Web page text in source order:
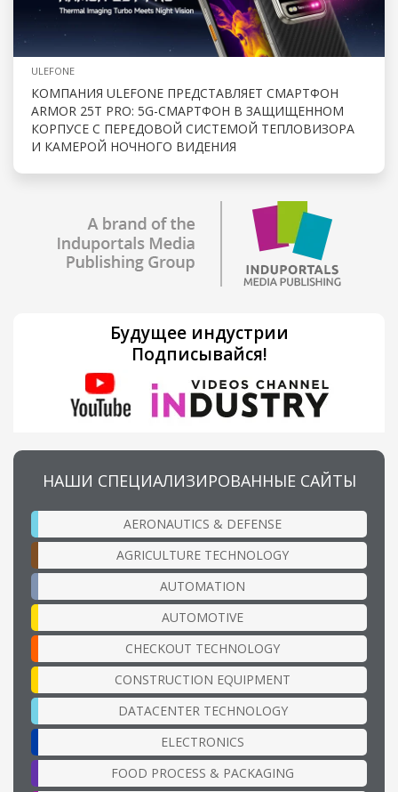
ULEFONE
КОМПАНИЯ ULEFONE ПРЕДСТАВЛЯЕТ СМАРТФОН
ARMOR 25T PRO: 5G-СМАРТФОН В ЗАЩИЩЕННОМ
КОРПУСЕ С ПЕРЕДОВОЙ СИСТЕМОЙ ТЕПЛОВИЗОРА
И КАМЕРОЙ НОЧНОГО ВИДЕНИЯ
Будущее индустрии
Подписывайся!
НАШИ СПЕЦИАЛИЗИРОВАННЫЕ САЙТЫ
AERONAUTICS & DEFENSE
AGRICULTURE TECHNOLOGY
AUTOMATION
AUTOMOTIVE
CHECKOUT TECHNOLOGY
CONSTRUCTION EQUIPMENT
DATACENTER TECHNOLOGY
ELECTRONICS
FOOD PROCESS & PACKAGING